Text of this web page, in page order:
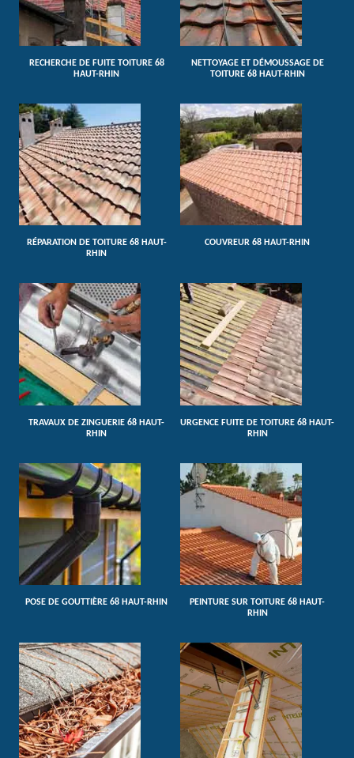
RECHERCHE DE FUITE TOITURE 68
HAUT-RHIN
NETTOYAGE ET DÉMOUSSAGE DE
TOITURE 68 HAUT-RHIN
RÉPARATION DE TOITURE 68 HAUT-
RHIN
COUVREUR 68 HAUT-RHIN
TRAVAUX DE ZINGUERIE 68 HAUT-
RHIN
URGENCE FUITE DE TOITURE 68 HAUT-
RHIN
POSE DE GOUTTIÈRE 68 HAUT-RHIN
PEINTURE SUR TOITURE 68 HAUT-
RHIN